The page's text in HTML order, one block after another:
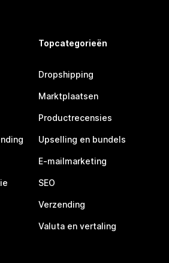
Topcategorieën
Dropshipping
Marktplaatsen
Productrecensies
Upselling en bundels
E-mailmarketing
SEO
Verzending
Valuta en vertaling